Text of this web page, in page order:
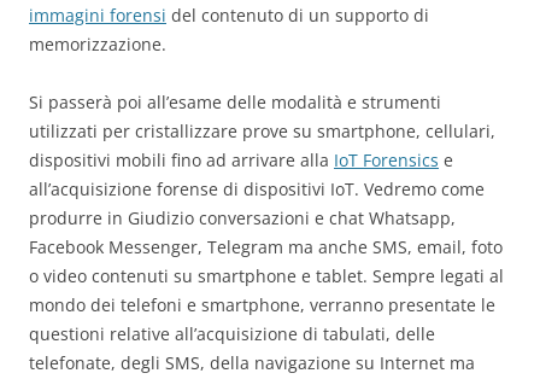
immagini forensi del contenuto di un supporto di
memorizzazione.
Si passerà poi all’esame delle modalità e strumenti
utilizzati per cristallizzare prove su smartphone, cellulari,
dispositivi mobili fino ad arrivare alla IoT Forensics e
all’acquisizione forense di dispositivi IoT. Vedremo come
produrre in Giudizio conversazioni e chat Whatsapp,
Facebook Messenger, Telegram ma anche SMS, email, foto
o video contenuti su smartphone e tablet. Sempre legati al
mondo dei telefoni e smartphone, verranno presentate le
questioni relative all’acquisizione di tabulati, delle
telefonate, degli SMS, della navigazione su Internet ma